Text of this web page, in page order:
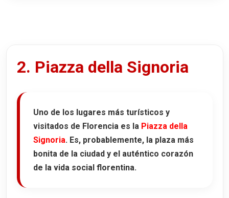
2. Piazza della Signoria
Uno de los lugares más turísticos y
visitados de Florencia es la Piazza della
Signoria. Es, probablemente, la plaza más
bonita de la ciudad y el auténtico corazón
de la vida social florentina.